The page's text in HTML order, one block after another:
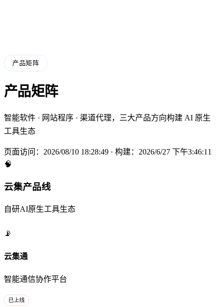
产品矩阵
产品矩阵
智能软件 · 网站程序 · 渠道代理，三大产品方向构建 AI 原生
工具生态
页面访问：2026/08/10 18:28:50 · 构建：2026/6/27 下午3:46:11
🧠
云集产品线
自研AI原生工具生态
📡
云集通
智能通信协作平台
已上线